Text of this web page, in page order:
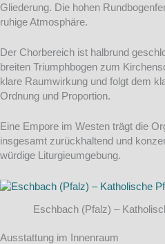
Gliederung. Die hohen
ruhige Atmosphäre.
Der Chorbereich ist halbrund
breiten Triumphbogen zum
klare Raumwirkung und folgt dem
Ordnung und Proportion.
Eine Empore im Westen trägt die
insgesamt zurückhaltend und
würdige Liturgieumgebung.
Eschbach (Pfalz) –
Ausstattung im Innenraum